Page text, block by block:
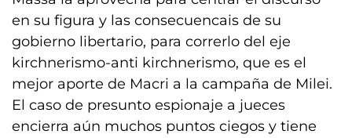
en su figura y las consecuencais de su
gobierno libertario, para correrlo del eje
kirchnerismo-anti kirchnerismo, que es el
mejor aporte de Macri a la campaña de Milei.
El caso de presunto espionaje a jueces
encierra aún muchos puntos ciegos y tiene